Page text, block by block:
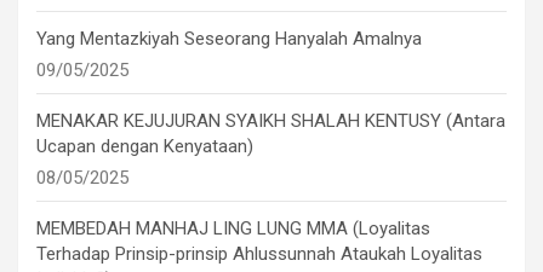
Yang Mentazkiyah Seseorang Hanyalah Amalnya
09/05/2025
MENAKAR KEJUJURAN SYAIKH SHALAH KENTUSY (Antara
Ucapan dengan Kenyataan)
08/05/2025
MEMBEDAH MANHAJ LING LUNG MMA (Loyalitas
Terhadap Prinsip-prinsip Ahlussunnah Ataukah Loyalitas